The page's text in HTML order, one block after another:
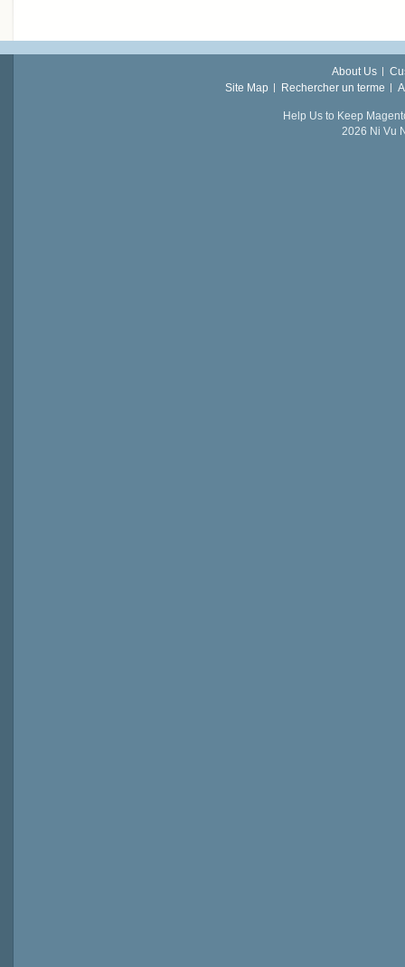
About Us
Site Map
Rechercher un terme
Help Us to Keep
2026 Ni Vu